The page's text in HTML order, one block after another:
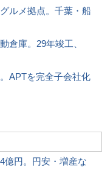
ルメ拠点。千葉・船
倉庫。29年竣工、
APTを完全子会社化
億円。円安・増産な